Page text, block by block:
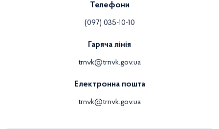
Телефони
(097) 035-10-10
Гаряча лінія
trnvk@trnvk.gov.ua
Електронна пошта
trnvk@trnvk.gov.ua